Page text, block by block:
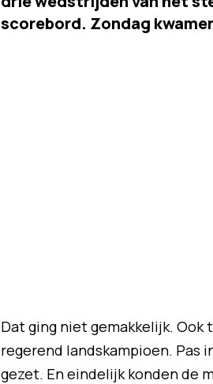
scorebord. Zondag
Dat ging niet gemakkelijk.
regerend landskampioen. Pas
gezet. En eindelijk konden de